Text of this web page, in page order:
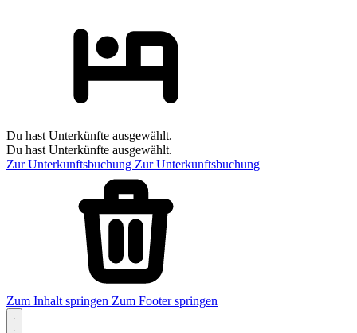
Du hast Unterkünfte ausgewählt.
Du hast Unterkünfte ausgewählt.
Zur Unterkunftsbuchung Zur Unterkunftsbuchung
Zum Inhalt springen Zum Footer springen